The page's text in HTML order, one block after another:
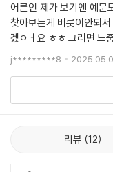
어른인 제가 보기엔 예문
찾아보는게 버릇이안되
겠ㅇㅓ요 ㅎㅎ 그러면 느
j*********8
리뷰 12